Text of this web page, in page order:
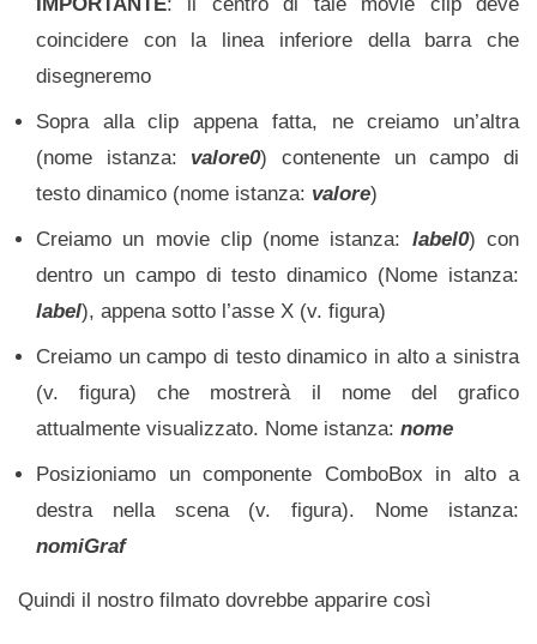
coincidere con la linea inferiore della barra che
disegneremo
Sopra alla clip appena fatta, ne creiamo un’altra
(nome istanza: valore0) contenente un campo di
testo dinamico (nome istanza: valore)
Creiamo un movie clip (nome istanza: label0) con
dentro un campo di testo dinamico (Nome istanza:
label), appena sotto l’asse X (v. figura)
Creiamo un campo di testo dinamico in alto a sinistra
(v. figura) che mostrerà il nome del grafico
attualmente visualizzato. Nome istanza: nome
Posizioniamo un componente ComboBox in alto a
destra nella scena (v. figura). Nome istanza:
nomiGraf
Quindi il nostro filmato dovrebbe apparire così